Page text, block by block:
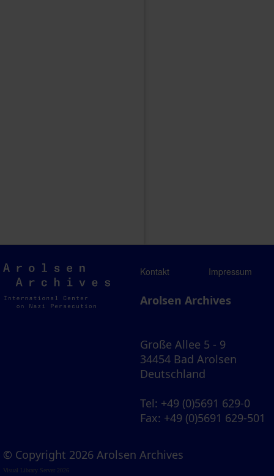
Arolsen
Archives
Kontakt Impressum
Arolsen Archives
Große Allee 5 - 9
34454 Bad Arolsen
Deutschland
Tel: +49 (0)5691 629-0
Fax: +49 (0)5691 629-501
© Copyright 2026 Arolsen Archives
Visual Library Server 2026